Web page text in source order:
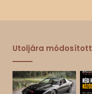
Utoljára módosított